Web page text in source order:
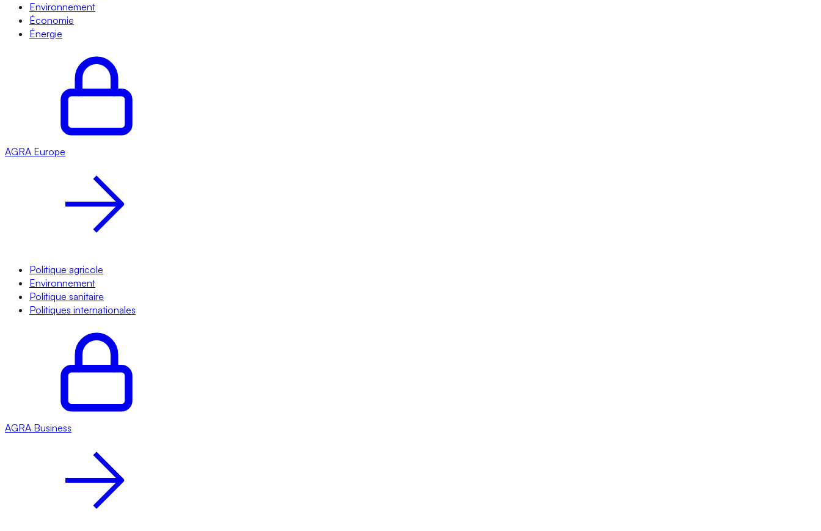
Environnement
Économie
Énergie
AGRA Europe
Politique agricole
Environnement
Politique sanitaire
Politiques internationales
AGRA Business